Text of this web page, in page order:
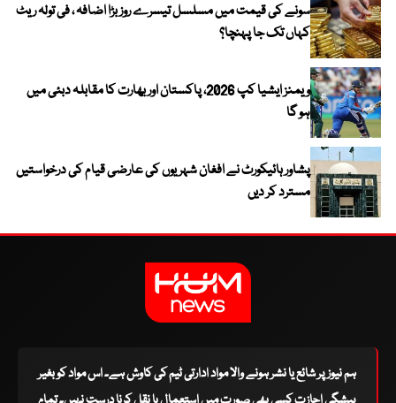
سونے کی قیمت میں مسلسل تیسرے روز بڑا اضافہ ، فی تولہ ریٹ
کہاں تک جا پہنچا؟
ویمنز ایشیا کپ 2026، پاکستان اور بھارت کا مقابلہ دبئی میں
ہو گا
پشاور ہائیکورٹ نے افغان شہریوں کی عارضی قیام کی درخواستیں
مسترد کر دیں
ہم نیوز پر شائع یا نشر ہونے والا مواد ادارتی ٹیم کی کاوش ہے۔ اس مواد کو بغیر